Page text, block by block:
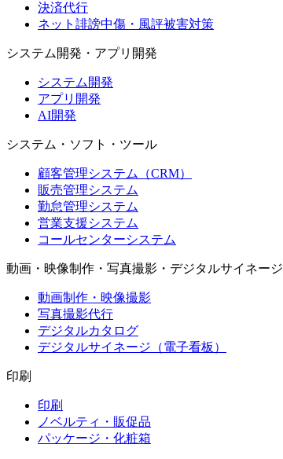
決済代行
ネット誹謗中傷・風評被害対策
システム開発・アプリ開発
システム開発
アプリ開発
AI開発
システム・ソフト・ツール
顧客管理システム（CRM）
販売管理システム
勤怠管理システム
営業支援システム
コールセンターシステム
動画・映像制作・写真撮影・デジタルサイネージ
動画制作・映像撮影
写真撮影代行
デジタルカタログ
デジタルサイネージ（電子看板）
印刷
印刷
ノベルティ・販促品
パッケージ・化粧箱